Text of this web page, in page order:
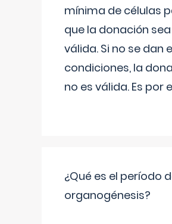
mínima de células
que la donación sea
válida. Si no se dan
condiciones, la
no es válida. Es por e
¿Qué es el período
organogénesis?